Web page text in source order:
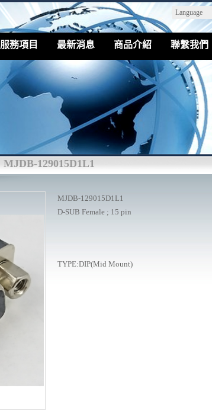
Language
服務項目 最新消息 商品介紹 聯繫我們
MJDB-129015D1L1
MJDB-129015D1L1
D-SUB Female ; 15 pin
TYPE:DIP(Mid Mount)